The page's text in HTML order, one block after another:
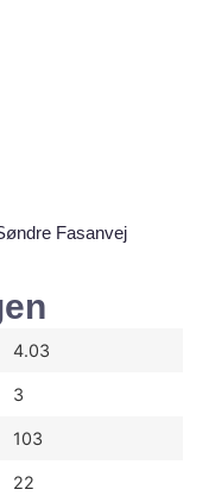
Fasanvej
4.03
3
103
22